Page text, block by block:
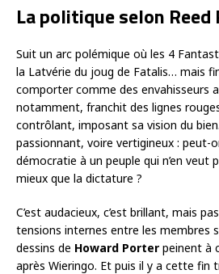
La politique selon Reed
Suit un arc polémique où les 4
la Latvérie du joug de Fatalis… mais
comporter comme des envahisseurs
notamment, franchit des lignes
contrôlant, imposant sa vision du
passionnant, voire vertigineux : peut-
démocratie à un peuple qui n’en veut
mieux que la dictature ?
C’est audacieux, c’est brillant, mais
tensions internes entre les membres
dessins de Howard Porter peinent à
après Wieringo. Et puis il y a cette fin